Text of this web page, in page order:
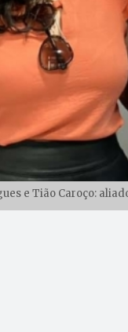
e Tião Caroço: